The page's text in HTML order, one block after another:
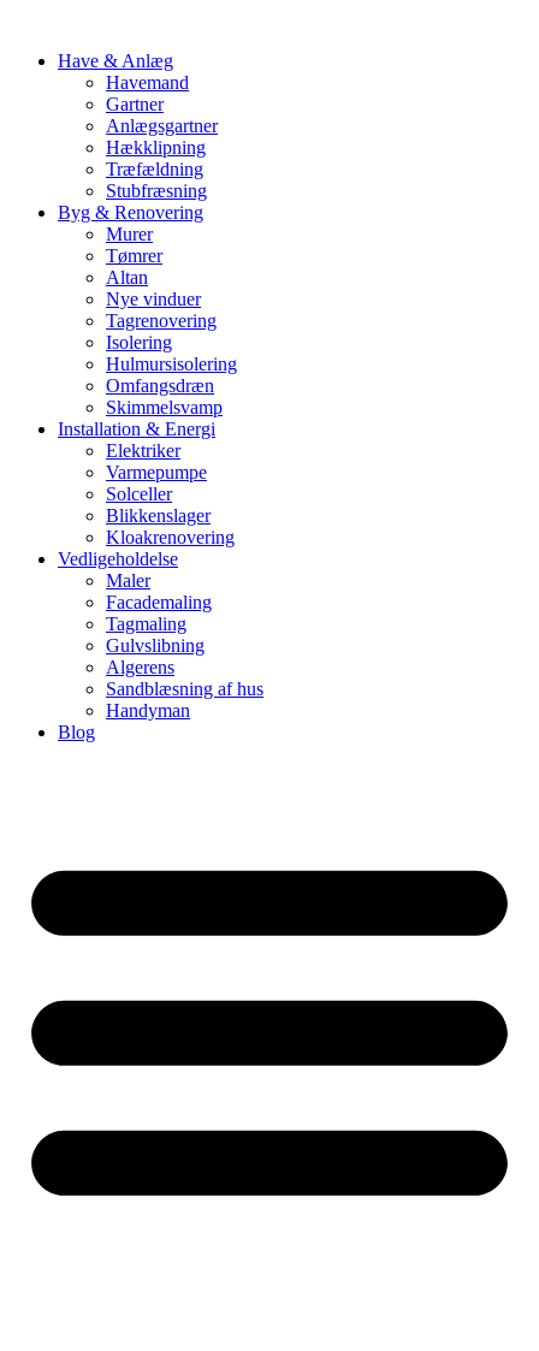
Have & Anlæg
Havemand
Gartner
Anlægsgartner
Hækklipning
Træfældning
Stubfræsning
Byg & Renovering
Murer
Tømrer
Altan
Nye vinduer
Tagrenovering
Isolering
Hulmursisolering
Omfangsdræn
Skimmelsvamp
Installation & Energi
Elektriker
Varmepumpe
Solceller
Blikkenslager
Kloakrenovering
Vedligeholdelse
Maler
Facademaling
Tagmaling
Gulvslibning
Algerens
Sandblæsning af hus
Handyman
Blog